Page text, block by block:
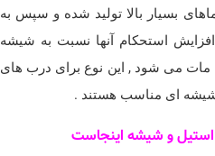
بسیار بالا تولید شده و سپس به
استحکام آنها نسبت به شیشه
می شود , این نوع برای درب های
ای مناسب هستند .
و شیشه اینجاست